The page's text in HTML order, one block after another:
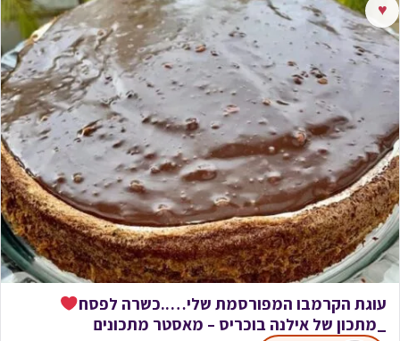
♥
עוגת הקרמבו המפורסמת שלי…..כשרה לפסח
_מתכון של אילנה בוכריס – מאסטר מתכונים